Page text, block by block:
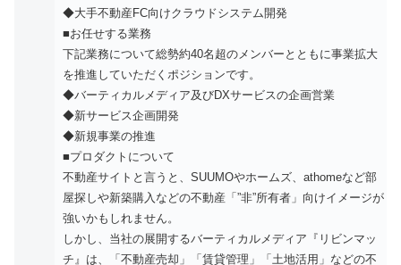
◆大手不動産FC向けクラウドシステム開発
■お任せする業務
下記業務について総勢約40名超のメンバーとともに事業拡大
を推進していただくポジションです。
◆バーティカルメディア及びDXサービスの企画営業
◆新サービス企画開発
◆新規事業の推進
■プロダクトについて
不動産サイトと言うと、SUUMOやホームズ、athomeなど部
屋探しや新築購入などの不動産「”非”所有者」向けイメージが
強いかもしれません。
しかし、当社の展開するバーティカルメディア『リビンマッ
チ』は、「不動産売却」「賃貸管理」「土地活用」などの不